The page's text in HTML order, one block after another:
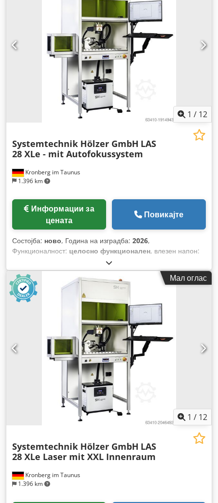
1 / 12
Kronberg im Taunus
1.396 km
Systemtechnik Hölzer GmbH LAS
28 XLe - mit Autofokussystem
цената
Повикајте
Состојба: ново, Година на изградба: 2026,
Функционалност: целосно функционален, влезен напон:
30 W
вкупна ширина:1.550 мм, вкупна висина:2.050 мм, вкупна
должина:
, вкупна тежина:120 кг
, тип на
прилагодување на висина:
електричен
на вратата:
, висина на отвора на вратата:
должина на областа за скенирање:
150 мм
, ширина на
областа за скенирање:150 мм, минимална температура на
15 °C, максимална амбиентална
температура:
35 °C , влезна фреквенција:50 Hz,
Мал оглас
1 / 12
Kronberg im Taunus
1.396 km
Systemtechnik Hölzer GmbH LAS
28 XLe Laser mit XXL Innenraum